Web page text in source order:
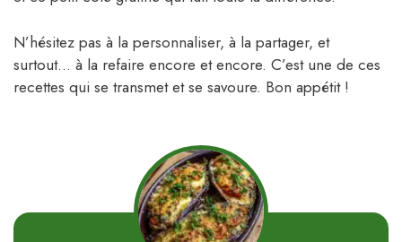
N’hésitez pas à la personnaliser, à la partager, et
surtout… à la refaire encore et encore. C’est une de ces
recettes qui se transmet et se savoure. Bon appétit !